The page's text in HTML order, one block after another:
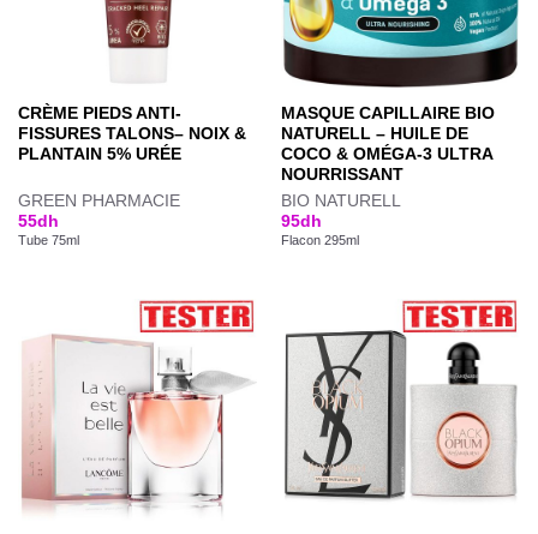
CRÈME PIEDS ANTI-
FISSURES TALONS– NOIX &
PLANTAIN 5% URÉE
GREEN PHARMACIE
55dh
Tube 75ml
MASQUE CAPILLAIRE BIO
NATURELL – HUILE DE
COCO & OMÉGA-3 ULTRA
NOURRISSANT
BIO NATURELL
95dh
Flacon 295ml